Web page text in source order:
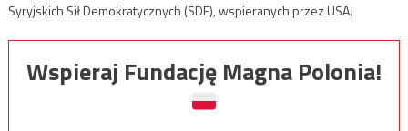
Syryjskich Sił Demokratycznych (SDF), wspieranych przez USA.
Wspieraj Fundację Magna Polonia!